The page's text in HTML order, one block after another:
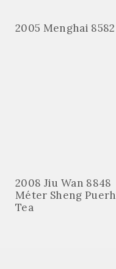
2005 Menghai 8582
2008 Jiu Wan 8848
Méter Sheng Puerh
Tea